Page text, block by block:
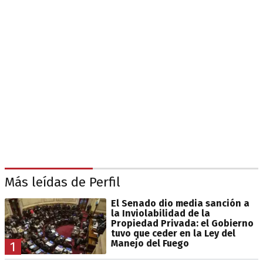
Más leídas de Perfil
1
El Senado dio media sanción a
la Inviolabilidad de la
Propiedad Privada: el Gobierno
tuvo que ceder en la Ley del
Manejo del Fuego